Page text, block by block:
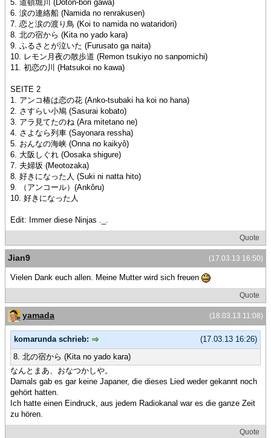
5. 道頓堀川 (Dôton-bori gawa)
6. 涙の連絡船 (Namida no renrakusen)
7. 恋と涙の渡り鳥 (Koi to namida no wataridori)
8. 北の宿から (Kita no yado kara)
9. ふるさとが泣いた (Furusato ga naita)
10. レモン月夜の散歩道 (Remon tsukiyo no sanpomichi)
11. 初恋の川 (Hatsukoi no kawa)
SEITE 2
1. アンコ椿は恋の花 (Anko-tsubaki ha koi no hana)
2. さすらい小鳩 (Sasurai kobato)
3. アラ見てたのね (Ara mitetano ne)
4. さよなら列車 (Sayonara ressha)
5. おんなの海峡 (Onna no kaikyô)
6. 大阪しぐれ (Oosaka shigure)
7. 夫婦坂 (Meotozaka)
8. 好きになった人 (Suki ni natta hito)
9. （アンコール）(Ankôru)
10. 好きになった人
Edit: Immer diese Ninjas ._.
Quote
(17.03.13 16:50)
Jian9
Vielen Dank euch allen. Meine Mutter wird sich freuen
Quote
(18.03.13 11:08)
yamada
(17.03.13 16:26)
komarunda schrieb:
8. 北の宿から (Kita no yado kara)
なんとまあ、おなつかしや。
Damals gab es gar keine Japaner, die dieses Lied weder gekannt noch
gehört hatten.
Ich hatte einen Eindruck, aus jedem Radiokanal war es die ganze Zeit
zu hören.
Quote